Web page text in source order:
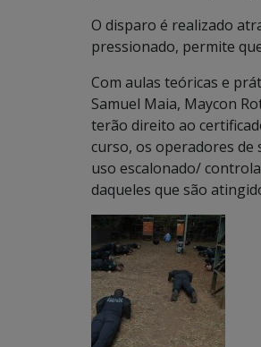
O disparo é realizado
pressionado, permite
Com aulas teóricas e
Samuel Maia, Maycon
terão direito ao
curso, os operadores
uso escalonado/
daqueles que são